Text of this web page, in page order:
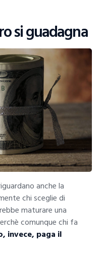
si guadagna
anche la
chi sceglie di
maturare una
comunque chi fa
invece, paga il